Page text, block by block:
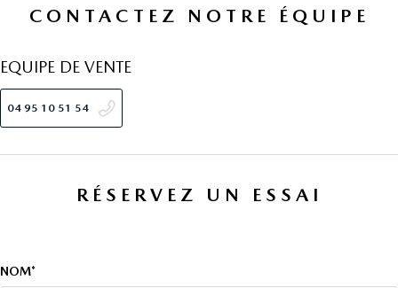
CONTACTEZ NOTRE ÉQUIPE
EQUIPE DE VENTE
04 95 10 51 54
RÉSERVEZ UN ESSAI
NOM*